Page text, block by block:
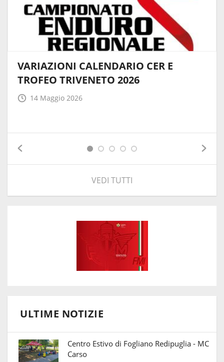
VARIAZIONI CALENDARIO CER E
TROFEO TRIVENETO 2026
14 Maggio 2026
VEDI TUTTI
ULTIME NOTIZIE
Centro Estivo di Fogliano Redipuglia - MC
Carso